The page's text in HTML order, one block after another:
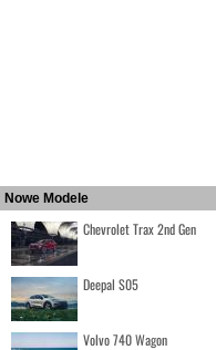
Nowe Modele
Chevrolet Trax 2nd Gen
Deepal S05
Volvo 740 Wagon